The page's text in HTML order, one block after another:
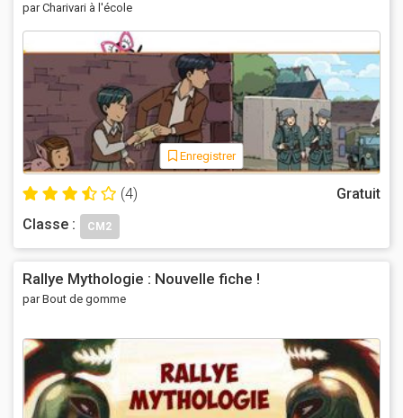
par Charivari à l'école
Enregistrer
(4)
Gratuit
Classe :
CM2
Rallye Mythologie : Nouvelle fiche !
par Bout de gomme